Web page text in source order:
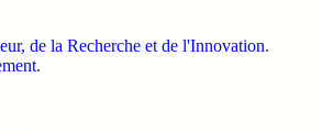
de la Recherche et de l'Innovation.
.